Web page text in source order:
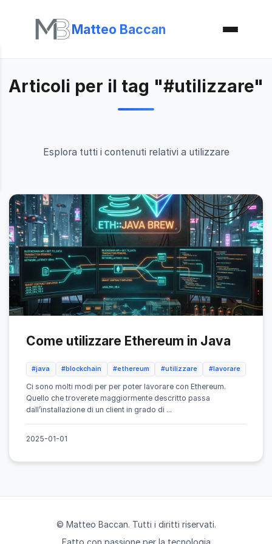
Matteo Baccan
Articoli per il tag "#utilizzare"
Esplora tutti i contenuti relativi a utilizzare
Come utilizzare Ethereum in Java
#java #blockchain #ethereum #utilizzare #lavorare
Ci sono molti modi per per poter lavorare con Ethereum.
Quello che troverete maggiormente descritto passa
dall’installazione di un client in grado di ...
2025-01-01
© Matteo Baccan. Tutti i diritti riservati.
Fatto con passione per la tecnologia